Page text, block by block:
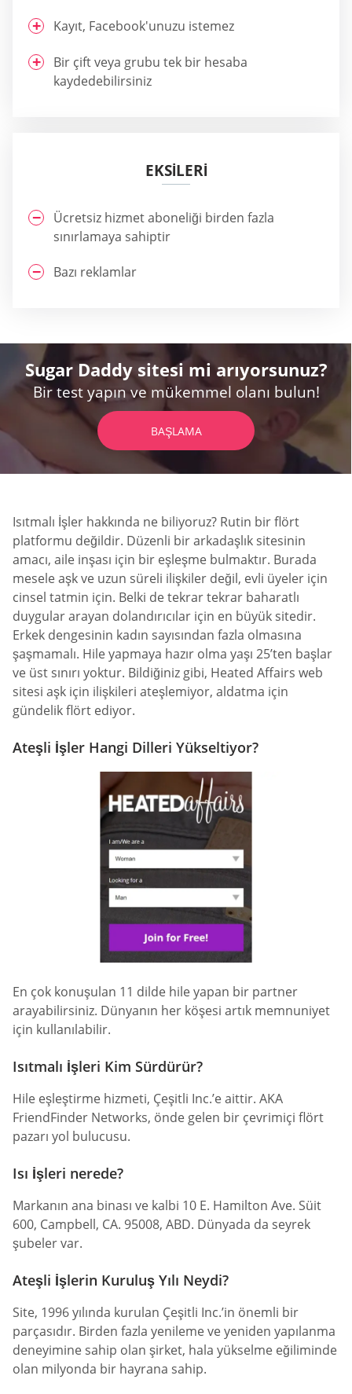
Kayıt, Facebook'unuzu istemez
Bir çift veya grubu tek bir hesaba
kaydedebilirsiniz
EKSİLERİ
Ücretsiz hizmet aboneliği birden fazla
sınırlamaya sahiptir
Bazı reklamlar
Sugar Daddy sitesi mi arıyorsunuz?
Bir test yapın ve mükemmel olanı bulun!
BAŞLAMA
Isıtmalı İşler hakkında ne biliyoruz? Rutin bir flört
platformu değildir. Düzenli bir arkadaşlık sitesinin
amacı, aile inşası için bir eşleşme bulmaktır. Burada
mesele aşk ve uzun süreli ilişkiler değil, evli üyeler için
cinsel tatmin için. Belki de tekrar tekrar baharatlı
duygular arayan dolandırıcılar için en büyük sitedir.
Erkek dengesinin kadın sayısından fazla olmasına
şaşmamalı. Hile yapmaya hazır olma yaşı 25’ten başlar
ve üst sınırı yoktur. Bildiğiniz gibi, Heated Affairs web
sitesi aşk için ilişkileri ateşlemiyor, aldatma için
gündelik flört ediyor.
Ateşli İşler Hangi Dilleri Yükseltiyor?
En çok konuşulan 11 dilde hile yapan bir partner
arayabilirsiniz. Dünyanın her köşesi artık memnuniyet
için kullanılabilir.
Isıtmalı İşleri Kim Sürdürür?
Hile eşleştirme hizmeti, Çeşitli Inc.’e aittir. AKA
FriendFinder Networks, önde gelen bir çevrimiçi flört
pazarı yol bulucusu.
Isı İşleri nerede?
Markanın ana binası ve kalbi 10 E. Hamilton Ave. Süit
600, Campbell, CA. 95008, ABD. Dünyada da seyrek
şubeler var.
Ateşli İşlerin Kuruluş Yılı Neydi?
Site, 1996 yılında kurulan Çeşitli Inc.’in önemli bir
parçasıdır. Birden fazla yenileme ve yeniden yapılanma
deneyimine sahip olan şirket, hala yükselme eğiliminde
olan milyonda bir hayrana sahip.